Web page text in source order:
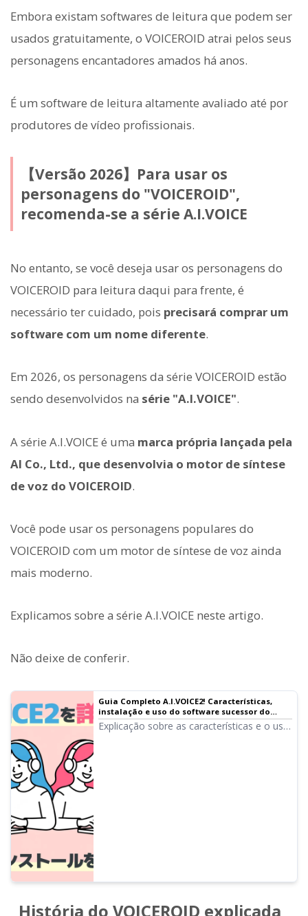
Embora existam softwares de leitura que podem ser
usados gratuitamente, o VOICEROID atrai pelos seus
personagens encantadores amados há anos.
É um software de leitura altamente avaliado até por
produtores de vídeo profissionais.
【Versão 2026】Para usar os
personagens do "VOICEROID",
recomenda-se a série A.I.VOICE
No entanto, se você deseja usar os personagens do
VOICEROID para leitura daqui para frente, é
necessário ter cuidado, pois precisará comprar um
software com um nome diferente.
Em 2026, os personagens da série VOICEROID estão
sendo desenvolvidos na série "A.I.VOICE".
A série A.I.VOICE é uma marca própria lançada pela
AI Co., Ltd., que desenvolvia o motor de síntese
de voz do VOICEROID.
Você pode usar os personagens populares do
VOICEROID com um motor de síntese de voz ainda
mais moderno.
Explicamos sobre a série A.I.VOICE neste artigo.
Não deixe de conferir.
Guia Completo A.I.VOICE2! Características,
instalação e uso do software sucessor do
VOICEROID
Explicação sobre as características e o uso
História do VOICEROID explicada